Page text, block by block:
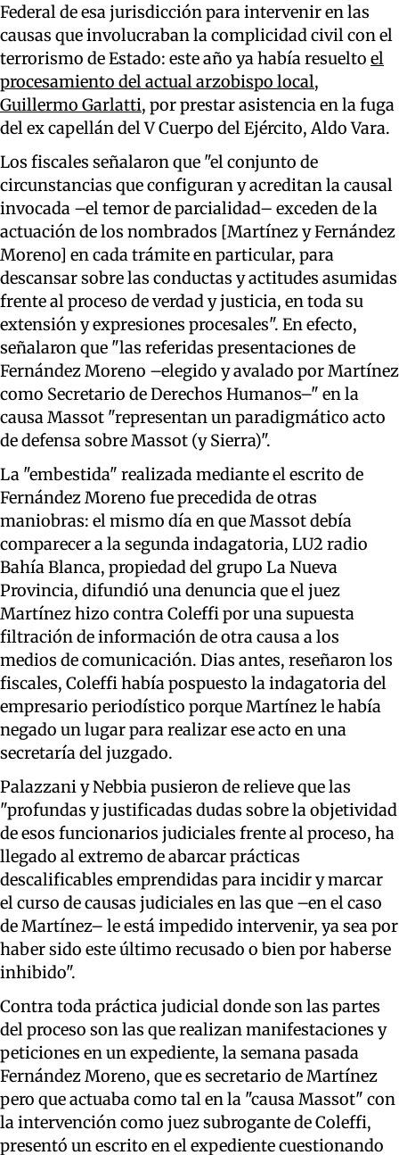
Federal de esa jurisdicción para intervenir en las
causas que involucraban la complicidad civil con el
terrorismo de Estado: este año ya había resuelto el
procesamiento del actual arzobispo local,
Guillermo Garlatti, por prestar asistencia en la fuga
del ex capellán del V Cuerpo del Ejército, Aldo Vara.
Los fiscales señalaron que "el conjunto de
circunstancias que configuran y acreditan la causal
invocada –el temor de parcialidad– exceden de la
actuación de los nombrados [Martínez y Fernández
Moreno] en cada trámite en particular, para
descansar sobre las conductas y actitudes asumidas
frente al proceso de verdad y justicia, en toda su
extensión y expresiones procesales". En efecto,
señalaron que "las referidas presentaciones de
Fernández Moreno –elegido y avalado por Martínez
como Secretario de Derechos Humanos–" en la
causa Massot "representan un paradigmático acto
de defensa sobre Massot (y Sierra)".
La "embestida" realizada mediante el escrito de
Fernández Moreno fue precedida de otras
maniobras: el mismo día en que Massot debía
comparecer a la segunda indagatoria, LU2 radio
Bahía Blanca, propiedad del grupo La Nueva
Provincia, difundió una denuncia que el juez
Martínez hizo contra Coleffi por una supuesta
filtración de información de otra causa a los
medios de comunicación. Dias antes, reseñaron los
fiscales, Coleffi había pospuesto la indagatoria del
empresario periodístico porque Martínez le había
negado un lugar para realizar ese acto en una
secretaría del juzgado.
Palazzani y Nebbia pusieron de relieve que las
"profundas y justificadas dudas sobre la objetividad
de esos funcionarios judiciales frente al proceso, ha
llegado al extremo de abarcar prácticas
descalificables emprendidas para incidir y marcar
el curso de causas judiciales en las que –en el caso
de Martínez– le está impedido intervenir, ya sea por
haber sido este último recusado o bien por haberse
inhibido".
Contra toda práctica judicial donde son las partes
del proceso son las que realizan manifestaciones y
peticiones en un expediente, la semana pasada
Fernández Moreno, que es secretario de Martínez
pero que actuaba como tal en la "causa Massot" con
la intervención como juez subrogante de Coleffi,
presentó un escrito en el expediente cuestionando